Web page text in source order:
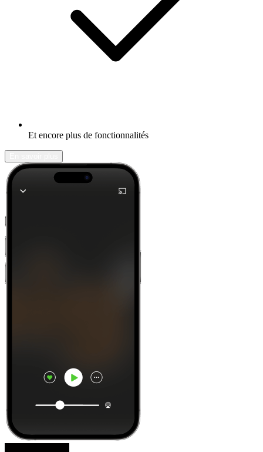
Et encore plus de fonctionnalités